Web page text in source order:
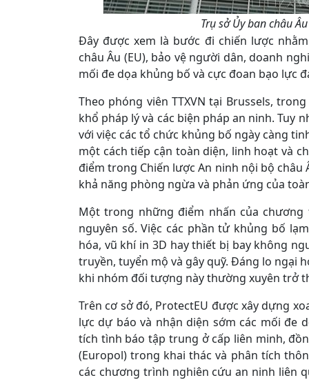
Trụ sở Ủy ban châu
Đây được xem là bước đi chiến lược
châu Âu (EU), bảo vệ người dân, doanh
mối đe dọa khủng bố và cực đoan bạo lực
Theo phóng viên TTXVN tại Brussels,
khổ pháp lý và các biện pháp an ninh. Tuy
với việc các tổ chức khủng bố ngày càng
một cách tiếp cận toàn diện, linh hoạt và
điểm trong Chiến lược An ninh nội bộ
khả năng phòng ngừa và phản ứng của
Một trong những điểm nhấn của
nguyên số. Việc các phần tử khủng bố
hóa, vũ khí in 3D hay thiết bị bay không
truyền, tuyển mộ và gây quỹ. Đáng lo ngại
khi nhóm đối tượng này thường xuyên trở
Trên cơ sở đó, ProtectEU được xây dựng
lực dự báo và nhận diện sớm các mối đe
tích tình báo tập trung ở cấp liên minh,
(Europol) trong khai thác và phân tích
các chương trình nghiên cứu an ninh liên